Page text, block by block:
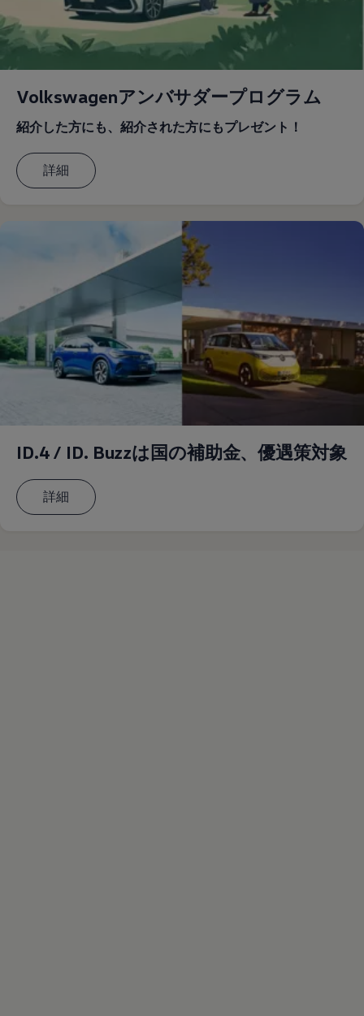
Volkswagenアンバサダープログラム
紹介した方にも、紹介された方にもプレゼント！
詳細
ID.4 / ID. Buzzは国の補助金、優遇策対象
詳細